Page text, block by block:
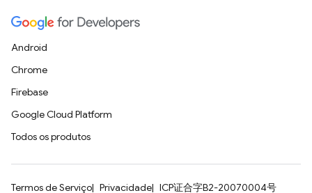
Android
Chrome
Firebase
Google Cloud Platform
Todos os produtos
Termos de Serviço Privacidade
ICP证合字B2-20070004号